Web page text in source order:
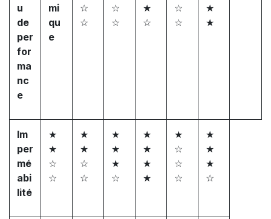
u
de
per
for
ma
nc
e
mi
qu
e
☆
☆
☆
☆
★
☆
☆
☆
★
★
Im
per
mé
abi
lité
★
★
☆
☆
★
★
☆
☆
★
★
★
☆
★
★
★
★
★
☆
☆
☆
★
★
★
☆